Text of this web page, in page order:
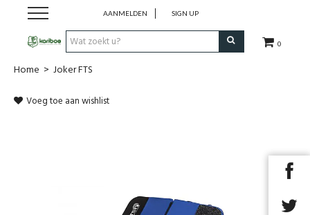
0
AANMELDEN SIGN UP
Cadeaubon
Home > Joker FTS
Voeg toe aan wishlist